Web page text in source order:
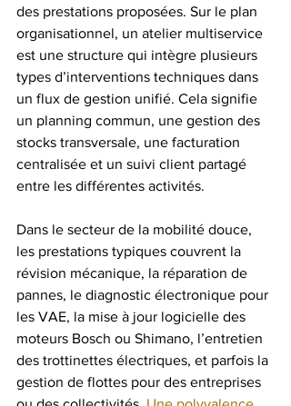
des prestations proposées. Sur le plan
organisationnel, un atelier multiservice
est une structure qui intègre plusieurs
types d’interventions techniques dans
un flux de gestion unifié. Cela signifie
un planning commun, une gestion des
stocks transversale, une facturation
centralisée et un suivi client partagé
entre les différentes activités.
Dans le secteur de la mobilité douce,
les prestations typiques couvrent la
révision mécanique, la réparation de
pannes, le diagnostic électronique pour
les VAE, la mise à jour logicielle des
moteurs Bosch ou Shimano, l’entretien
des trottinettes électriques, et parfois la
gestion de flottes pour des entreprises